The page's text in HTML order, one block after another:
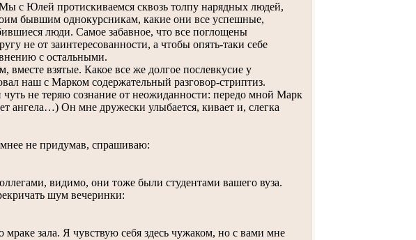
с Юлей протискиваемся сквозь толпу нарядных людей,
бывшим однокурсникам, какие они все успешные,
люди. Самое забавное, что все поглощены
не от заинтересованности, а чтобы опять-таки себе
с остальными.
взятые. Какое все же долгое послевкусие у
наш с Марком содержательный разговор-стриптиз.
не теряю сознание от неожиданности: передо мной Марк
ангела…) Он мне дружески улыбается, кивает и, слегка
не придумав, спрашиваю:
видимо, они тоже были студентами вашего вуза.
шум вечеринки:
зала. Я чувствую себя здесь чужаком, но с вами мне